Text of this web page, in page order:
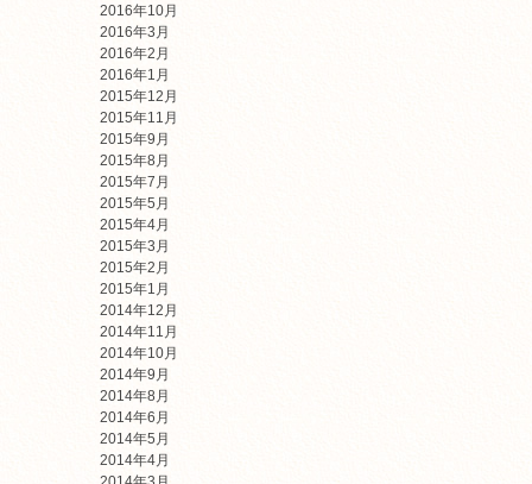
2016年10月
2016年3月
2016年2月
2016年1月
2015年12月
2015年11月
2015年9月
2015年8月
2015年7月
2015年5月
2015年4月
2015年3月
2015年2月
2015年1月
2014年12月
2014年11月
2014年10月
2014年9月
2014年8月
2014年6月
2014年5月
2014年4月